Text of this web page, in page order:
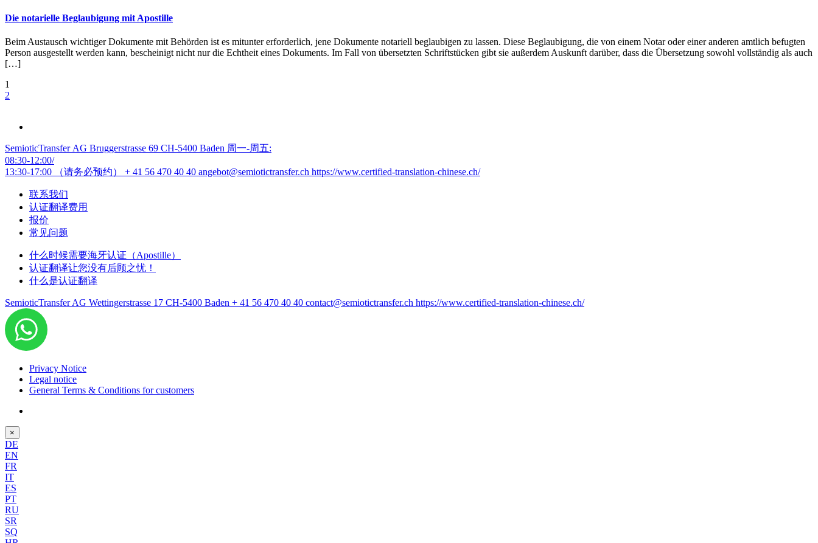
Die notarielle Beglaubigung mit Apostille
Beim Austausch wichtiger Dokumente mit Behörden ist es mitunter erforderlich, jene Dokumente notariell beglaubigen zu lassen. Diese Beglaubigung, die von einem Notar oder einer anderen amtlich befugten
Person ausgestellt werden kann, bescheinigt nicht nur die Echtheit eines Dokuments. Im Fall von übersetzten Schriftstücken gibt sie außerdem Auskunft darüber, dass die Übersetzung sowohl vollständig als auch
[…]
1
2
SemioticTransfer AG Bruggerstrasse 69 CH-5400 Baden 周一-周五:
08:30-12:00/
13:30-17:00 （请务必预约） + 41 56 470 40 40 angebot@semiotictransfer.ch https://www.certified-translation-chinese.ch/
联系我们
认证翻译费用
报价
常见问题
什么时候需要海牙认证（Apostille）
认证翻译让您没有后顾之忧！
什么是认证翻译
SemioticTransfer AG Wettingerstrasse 17 CH-5400 Baden + 41 56 470 40 40 contact@semiotictransfer.ch https://www.certified-translation-chinese.ch/
Privacy Notice
Legal notice
General Terms & Conditions for customers
×
DE
EN
FR
IT
ES
PT
RU
SR
SQ